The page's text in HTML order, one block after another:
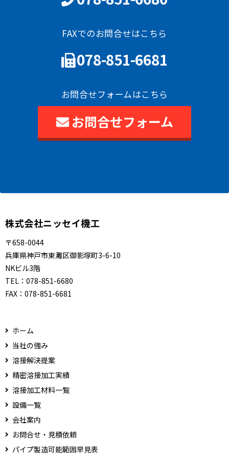
FAXでのお問合せはこちら
078-851-6681
お問合せフォームはこちら
お問合せフォーム
株式会社ニッセイ機工
〒658-0044
兵庫県神戸市東灘区御影塚町3-6-10
NKビル3階
TEL： 078-851-6680
FAX： 078-851-6681
ホーム
当社の強み
溶接解決提案
精密溶接加工実績
溶接加工材料一覧
設備一覧
会社案内
お問合せ・見積依頼
パイプ製造可能範囲早見表